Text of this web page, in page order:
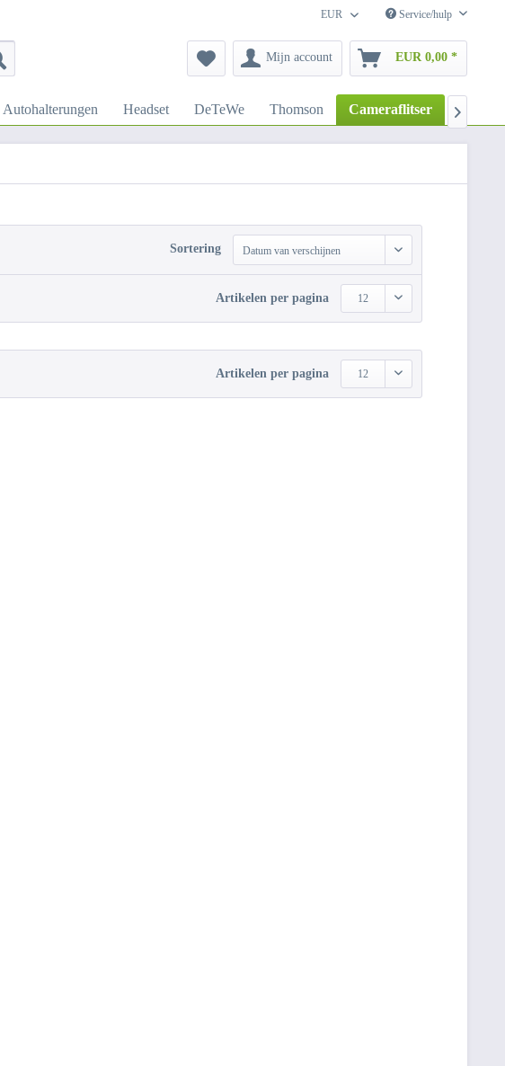
EUR Service/hulp
Mijn account EUR 0,00 *
Autohalterungen Headset DeTeWe Thomson Cameraflitser 
Sortering Datum van verschijnen
Artikelen per pagina 12
Artikelen per pagina 12